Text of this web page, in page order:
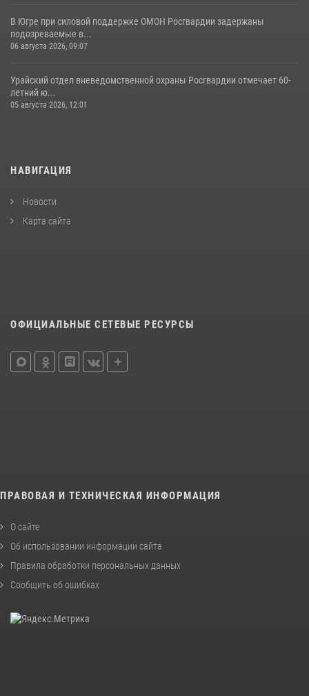
В Югре при силовой поддержке ОМОН Росгвардии задержаны
подозреваемые в...
06 августа 2026, 09:07
Урайский отдел вневедомственной охраны Росгвардии отмечает 60-
летний ю...
05 августа 2026, 12:01
НАВИГАЦИЯ
Новости
Карта сайта
ОФИЦИАЛЬНЫЕ СЕТЕВЫЕ РЕСУРСЫ
ПРАВОВАЯ И ТЕХНИЧЕСКАЯ ИНФОРМАЦИЯ
О сайте
Об использовании информации сайта
Правила обработки персональных данных
Сообщить об ошибках